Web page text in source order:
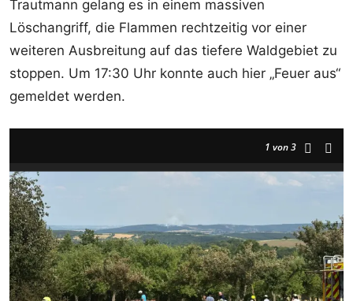
Trautmann gelang es in einem massiven
Löschangriff, die Flammen rechtzeitig vor einer
weiteren Ausbreitung auf das tiefere Waldgebiet zu
stoppen. Um 17:30 Uhr konnte auch hier „Feuer aus“
gemeldet werden.
1 von 3